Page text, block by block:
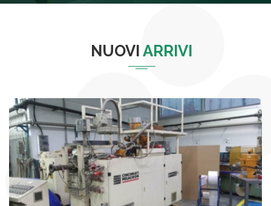
NUOVI ARRIVI